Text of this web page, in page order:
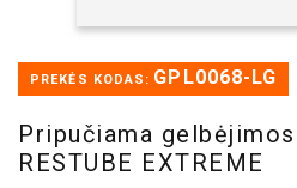
PREKĖS KODAS: GPL0068-LG
Pripučiama
RESTUBE EXTREME